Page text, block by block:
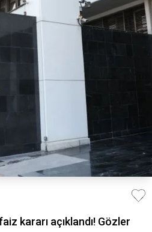
kararı açıklandı! Gözler